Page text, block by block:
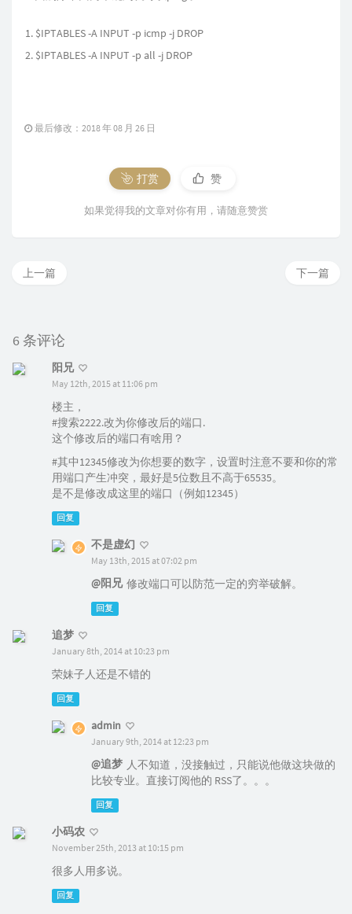
$IPTABLES -A INPUT -p icmp -j DROP
$IPTABLES -A INPUT -p all -j DROP
最后修改：2018 年 08 月 26 日
打赏 赞
如果觉得我的文章对你有用，请随意赞赏
下一篇
上一篇
6 条评论
阳兄
May 12th, 2015 at 11:06 pm
楼主，
#搜索2222.改为你修改后的端口.
这个修改后的端口有啥用？
#其中12345修改为你想要的数字，设置时注意不要和你的常
用端口产生冲突，最好是5位数且不高于65535。
是不是修改成这里的端口（例如12345）
回复
不是虚幻
May 13th, 2015 at 07:02 pm
@阳兄 修改端口可以防范一定的穷举破解。
回复
追梦
January 8th, 2014 at 10:23 pm
荣妹子人还是不错的
回复
admin
January 9th, 2014 at 12:23 pm
@追梦 人不知道，没接触过，只能说他做这块做的
比较专业。直接订阅他的 RSS了。。。
回复
小码农
November 25th, 2013 at 10:15 pm
很多人用多说。
回复